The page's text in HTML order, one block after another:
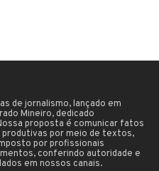
de jornalismo, lançado em
Mineiro, dedicado
proposta é comunicar fatos
por meio de textos,
por profissionais
conferindo autoridade e
em nossos canais.